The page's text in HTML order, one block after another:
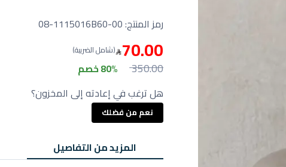
رمز المنتج:08-1115016B60-00
70.00 (شامل الضريبة)
350.00
80% خصم
هل ترغب في إعادته إلى المخزون؟
نعم من فضلك
المزيد من التفاصيل